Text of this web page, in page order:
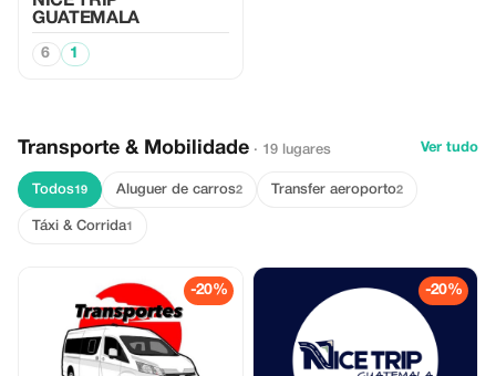
GUATEMALA
6 1
Transporte & Mobilidade · 19 lugares Ver tudo
Todos19 Aluguer de carros2 Transfer aeroporto2
Táxi & Corrida1
-20% -20%